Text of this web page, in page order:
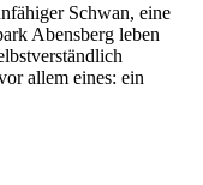
Schwan, eine
Abensberg leben
allem eines: ein